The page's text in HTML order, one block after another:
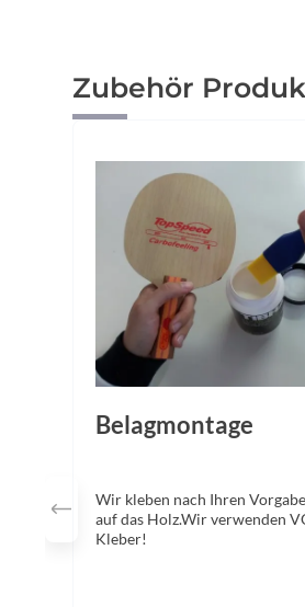
Produktgalerie überspringen
Zubehör
Belagmontage
Wir kleben nach Ihren
auf das Holz.Wir verwenden
Kleber!